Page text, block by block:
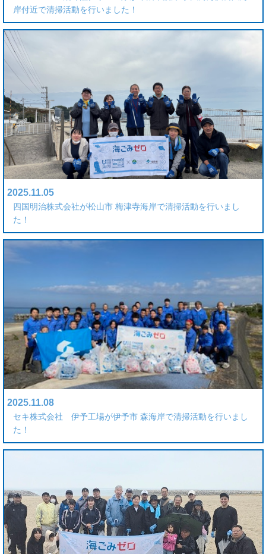
岸付近で清掃活動を行いました！
2025.11.05
四国明治株式会社が松山市 梅津寺海岸で清掃活動を行いまし
た！
2025.11.08
セキ株式会社 伊予工場が伊予市 森海岸で清掃活動を行いまし
た！